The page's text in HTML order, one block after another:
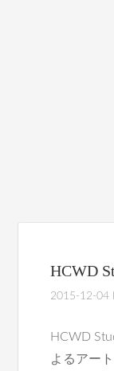
HCWD
2015-12-04
HCWD
よるアー